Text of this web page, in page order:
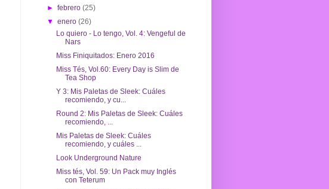
►febrero(25)
▼enero(26)
Lo quiero - Lo tengo, Vol. 4: Vengeful de
Nars
Miss Finiquitados: Enero 2016
Miss Tés, Vol.60: Every Day is Slim de
Tea Shop
Y 3: Mis Paletas de Sleek: Cuáles
recomiendo, y cu...
Round 2: Mis Paletas de Sleek: Cuáles
recomiendo, ...
Mis Paletas de Sleek: Cuáles
recomiendo, y cuáles ...
Look Underground Nature
Miss tés, Vol. 59: Un Pack muy Inglés
con Teterum